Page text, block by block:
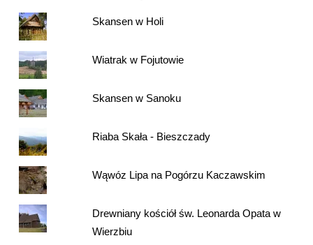
Skansen w Holi
Wiatrak w Fojutowie
Skansen w Sanoku
Riaba Skała - Bieszczady
Wąwóz Lipa na Pogórzu Kaczawskim
Drewniany kościół św. Leonarda Opata w
Wierzbiu